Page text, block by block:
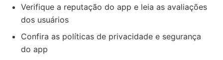
Verifique a reputação do app e leia as avaliações
dos usuários
Confira as políticas de privacidade e segurança
do app